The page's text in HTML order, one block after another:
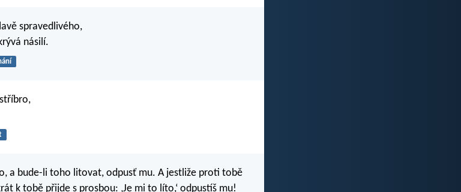
spravedlivého,
násilí.
a bude-li toho litovat, odpusť mu. A jestliže proti tobě
k tobě přijde s prosbou: ‚Je mi to líto,‘ odpustíš mu!